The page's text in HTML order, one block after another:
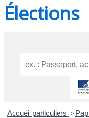
Élections
Accueil particuliers >